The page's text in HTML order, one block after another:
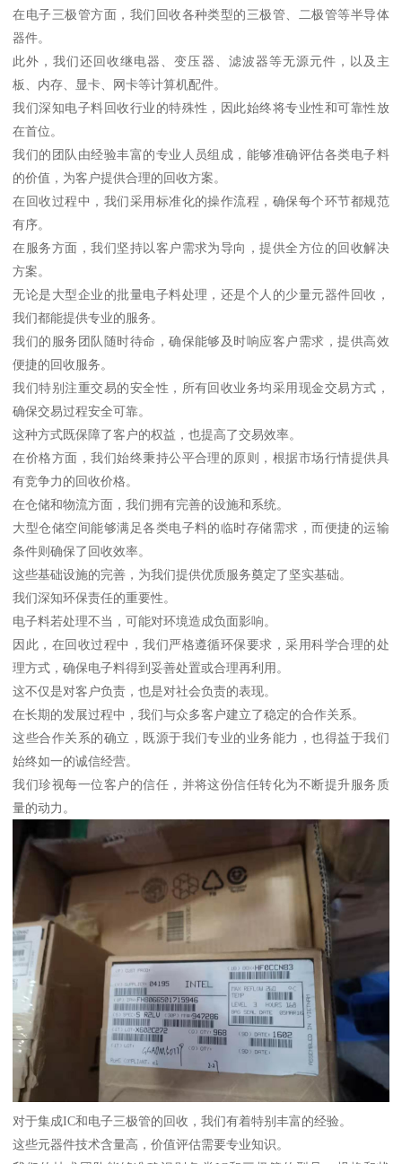
在电子三极管方面，我们回收各种类型的三极管、二极管等半导体
器件。
此外，我们还回收继电器、变压器、滤波器等无源元件，以及主
板、内存、显卡、网卡等计算机配件。
我们深知电子料回收行业的特殊性，因此始终将专业性和可靠性放
在首位。
我们的团队由经验丰富的专业人员组成，能够准确评估各类电子料
的价值，为客户提供合理的回收方案。
在回收过程中，我们采用标准化的操作流程，确保每个环节都规范
有序。
在服务方面，我们坚持以客户需求为导向，提供全方位的回收解决
方案。
无论是大型企业的批量电子料处理，还是个人的少量元器件回收，
我们都能提供专业的服务。
我们的服务团队随时待命，确保能够及时响应客户需求，提供高效
便捷的回收服务。
我们特别注重交易的安全性，所有回收业务均采用现金交易方式，
确保交易过程安全可靠。
这种方式既保障了客户的权益，也提高了交易效率。
在价格方面，我们始终秉持公平合理的原则，根据市场行情提供具
有竞争力的回收价格。
在仓储和物流方面，我们拥有完善的设施和系统。
大型仓储空间能够满足各类电子料的临时存储需求，而便捷的运输
条件则确保了回收效率。
这些基础设施的完善，为我们提供优质服务奠定了坚实基础。
我们深知环保责任的重要性。
电子料若处理不当，可能对环境造成负面影响。
因此，在回收过程中，我们严格遵循环保要求，采用科学合理的处
理方式，确保电子料得到妥善处置或合理再利用。
这不仅是对客户负责，也是对社会负责的表现。
在长期的发展过程中，我们与众多客户建立了稳定的合作关系。
这些合作关系的确立，既源于我们专业的业务能力，也得益于我们
始终如一的诚信经营。
我们珍视每一位客户的信任，并将这份信任转化为不断提升服务质
量的动力。
对于集成IC和电子三极管的回收，我们有着特别丰富的经验。
这些元器件技术含量高，价值评估需要专业知识。